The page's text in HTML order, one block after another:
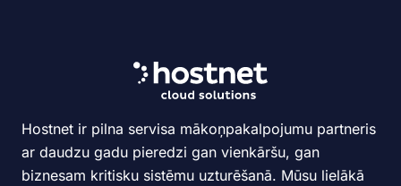
Hostnet ir pilna servisa mākoņpakalpojumu partneris
ar daudzu gadu pieredzi gan vienkāršu, gan
biznesam kritisku sistēmu uzturēšanā. Mūsu lielākā